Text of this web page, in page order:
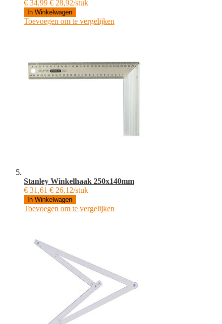
€ 34,99 € 28,92/stuk
In Winkelwagen
Toevoegen om te vergelijken
Stanley Winkelhaak 250x140mm
€ 31,61 € 26,12/stuk
In Winkelwagen
Toevoegen om te vergelijken